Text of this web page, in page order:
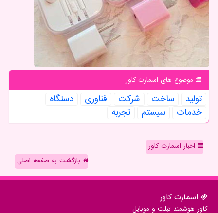
موضوع های اسمارت كاور
تولید ساخت شركت فناوری
دستگاه
خدمات
سیستم تجربه
اخبار اسمارت کاور
بازگشت به صفحه اصلی
اسمارت كاور
کاور هوشمند تبلت و موبایل